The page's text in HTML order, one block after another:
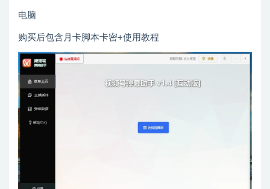
电脑
购买后包含月卡脚本卡密+使用教程